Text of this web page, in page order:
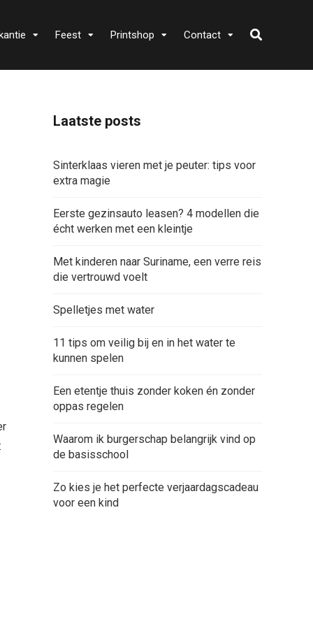
Feest Printshop Contact
Laatste posts
Sinterklaas vieren met je peuter: tips voor
extra magie
Eerste gezinsauto leasen? 4 modellen die
écht werken met een kleintje
Met kinderen naar Suriname, een verre reis
die vertrouwd voelt
Spelletjes met water
11 tips om veilig bij en in het water te
kunnen spelen
Een etentje thuis zonder koken én zonder
oppas regelen
Waarom ik burgerschap belangrijk vind op
de basisschool
Zo kies je het perfecte verjaardagscadeau
voor een kind